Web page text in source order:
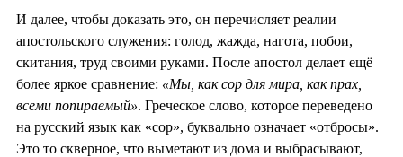
И далее, чтобы доказать это, он перечисляет реалии
апостольского служения: голод, жажда, нагота, побои,
скитания, труд своими руками. После апостол делает ещё
более яркое сравнение: «Мы, как сор для мира, как прах,
всеми попираемый». Греческое слово, которое переведено
на русский язык как «сор», буквально означает «отбросы».
Это то скверное, что выметают из дома и выбрасывают,